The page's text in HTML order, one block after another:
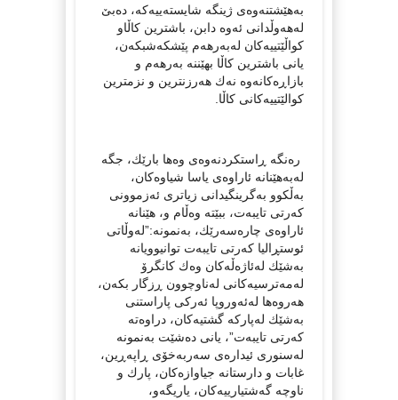
بەهێشتنەوەی ژینگە شایستەییەكە، دەبێ‌
لەهەوڵدانی ئەوە دابن، باشترین كاڵاو
كواڵێتییەكان لەبەرهەم پێشكەشبكەن،
یانی باشترین كاڵا بهێننە بەرهەم و
بازاڕەكانەوە نەك هەرزنترین و نزمترین
كوالێتییەكانی كاڵا.
رەنگە ڕاستكردنەوەی وەها بارێك، جگە
لەبەهێنانە ئاراوەی یاسا شیاوەكان،
بەڵكوو بەگرینگیدانی زیاتری ئەزموونی
كەرتی تایبەت، ببێتە وەڵام و، هێنانە
ئاراوەی چارەسەرێك، بەنمونە:”لەوڵاتی
ئوستڕالیا كەرتی تایبەت توانیوویانە
بەشێك لەئاژەڵەكان وەك كانگرۆ
لەمەترسیەكانی لەناوچوون ڕزگار بكەن،
هەروەها لەئەوروپا ئەركی پاراستنی
بەشێك لەپاركە گشتیەكان، دراوەتە
كەرتی تایبەت”، یانی دەشێت بەنمونە
لەسنوری ئیدارەی سەربەخۆی ڕاپەڕین،
غابات و دارستانە جیاوازەكان، پارك و
ناوچە گەشتیارییەكان، یاریگەو،